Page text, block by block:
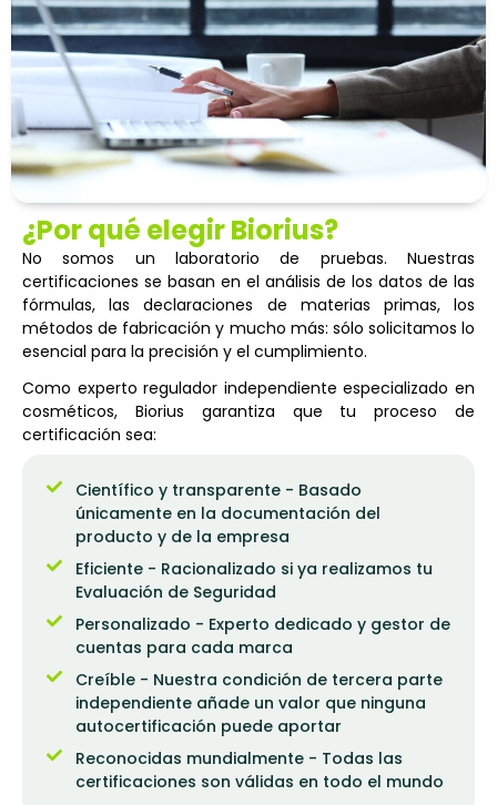
¿Por qué elegir Biorius?
No somos un laboratorio de pruebas. Nuestras
certificaciones se basan en el análisis de los datos de las
fórmulas, las declaraciones de materias primas, los
métodos de fabricación y mucho más: sólo solicitamos lo
esencial para la precisión y el cumplimiento.
Como experto regulador independiente especializado en
cosméticos, Biorius garantiza que tu proceso de
certificación sea:
Científico y transparente - Basado
únicamente en la documentación del
producto y de la empresa
Eficiente - Racionalizado si ya realizamos tu
Evaluación de Seguridad
Personalizado - Experto dedicado y gestor de
cuentas para cada marca
Creíble - Nuestra condición de tercera parte
independiente añade un valor que ninguna
autocertificación puede aportar
Reconocidas mundialmente - Todas las
certificaciones son válidas en todo el mundo